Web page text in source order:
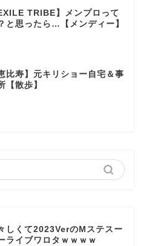
TRIBE】メンプロって
と思ったら…【メンディー】
比寿】元キリショー自宅＆事
【散歩】
しくて2023VerのMステスー
ライブワロタｗｗｗｗ